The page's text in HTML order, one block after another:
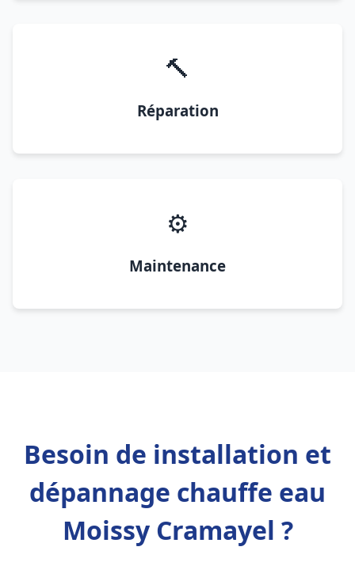
🔨
Réparation
⚙️
Maintenance
Besoin de installation et
dépannage chauffe eau
Moissy Cramayel ?